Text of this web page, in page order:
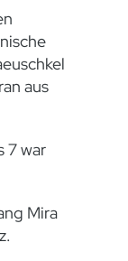
aus
7 war
Mira